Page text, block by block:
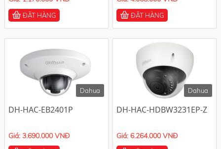
ĐẶT HÀNG ĐẶT HÀNG
Dahua
DH-HAC-EB2401P
Giá: 3.690.000 VNĐ
Dahua
DH-HAC-HDBW3231EP-Z
Giá: 6.264.000 VNĐ